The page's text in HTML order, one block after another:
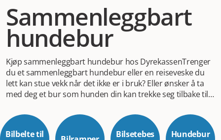
Sammenleggbart
hundebur
Kjøp sammenleggbart hundebur hos DyrekassenTrenger
du et sammenleggbart hundebur eller en reiseveske du
lett kan stue vekk når det ikke er i bruk? Eller ønsker å ta
med deg et bur som hunden din kan trekke seg tilbake til
sammenleggbart hundebur tingen for deg. Her finner du
et utvalg av praktiske hundebur og -vesker som du enkelt
klapper sammen når det ikke er i bruk. Sjekk utvalget i
Bilbelte til
Bilsetebes
Hundebur